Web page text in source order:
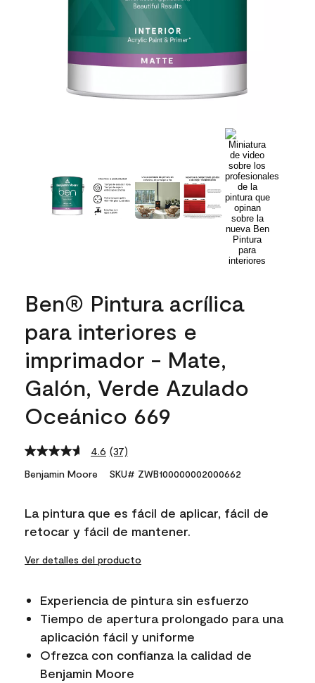
Ben® Pintura acrílica
para interiores e
imprimador - Mate,
Galón, Verde Azulado
Oceánico 669
4.6 Read
37
Reviews.
link.
(37)
Benjamin Moore SKU# ZWB100000002000662
La pintura que es fácil de aplicar, fácil de
retocar y fácil de mantener.
Ver detalles del producto
Experiencia de pintura sin esfuerzo
Tiempo de apertura prolongado para una
aplicación fácil y uniforme
Ofrezca con confianza la calidad de
Benjamin Moore